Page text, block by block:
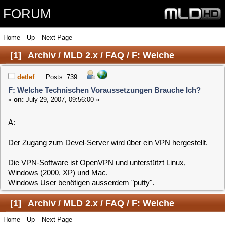
FORUM
[1] Archiv / MLD 2.x / FAQ / F: Welche
Technischen Voraussetzungen Brauche Ich?
detlef Posts: 739
F: Welche Technischen Voraussetzungen Brauche Ich?
A:
Der Zugang zum Devel-Server wird über ein VPN hergestellt.
Windows (2000, XP) und Mac.
[1] Archiv / MLD 2.x / FAQ / F: Welche
Technischen Voraussetzungen Brauche Ich?
Jump to:
Home Up Next Page
Users Online